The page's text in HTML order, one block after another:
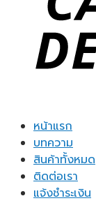
หน้าแรก
บทความ
สินค้าทั้งหมด
ติดต่อเรา
แจ้งชำระเงิน